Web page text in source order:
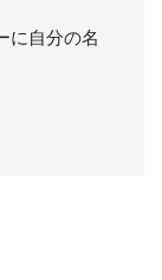
に自分の名